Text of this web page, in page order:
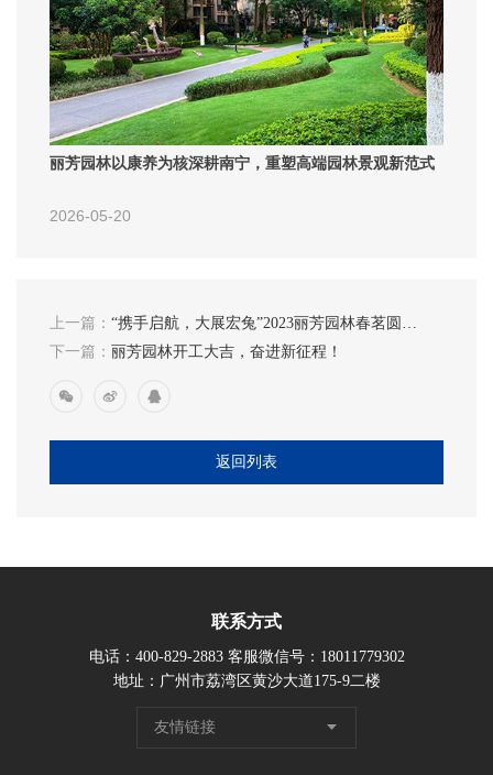
丽芳园林以康养为核深耕南宁，重塑高端园林景观新范式
2026-05-20
上一篇： “携手启航，大展宏兔”2023丽芳园林春茗圆满
举行！
下一篇： 丽芳园林开工大吉，奋进新征程！
返回列表
联系方式
电话：400-829-2883 客服微信号：18011779302
地址：广州市荔湾区黄沙大道175-9二楼
友情链接